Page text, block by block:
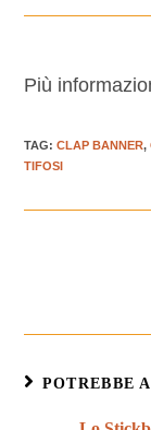
Più
TAG:CLAP BANNER,
TIFOSI
POTREBBE